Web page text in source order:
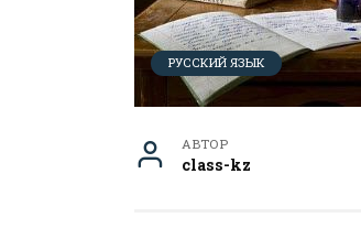
РУССКИЙ ЯЗЫК
АВТОР
class-kz